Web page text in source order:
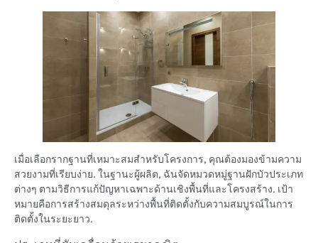
เมื่อเลือกรากฐานที่เหมาะสมสำหรับโครงการ, คุณต้องมองข้ามความ
สวยงามที่เรียบง่าย. ในฐานะผู้ผลิต, ฉันจัดหมวดหมู่ฐานฝักบัวประเภท
ต่างๆ ตามวิธีการแก้ปัญหาเฉพาะด้านเชิงพื้นที่และโครงสร้าง. เป้า
หมายคือการสร้างสมดุลระหว่างพื้นที่ติดตั้งกับความสมบูรณ์ในการ
ติดตั้งในระยะยาว.